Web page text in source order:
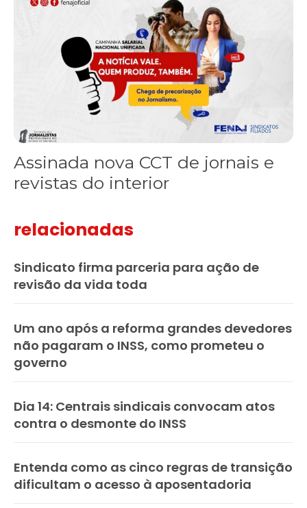
Assinada nova CCT de jornais e
revistas do interior
relacionadas
Sindicato firma parceria para ação de
revisão da vida toda
Um ano após a reforma grandes devedores
não pagaram o INSS, como prometeu o
governo
Dia 14: Centrais sindicais convocam atos
contra o desmonte do INSS
Entenda como as cinco regras de transição
dificultam o acesso à aposentadoria